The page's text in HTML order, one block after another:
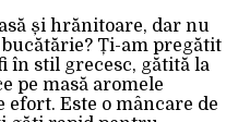
și hrănitoare, dar nu
Ți-am pregătit
în stil grecesc, gătită la
pe masă aromele
Este o mâncare de